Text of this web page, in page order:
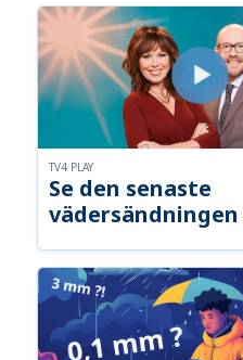
Se den senaste
vädersändningen
TV4 PLAY